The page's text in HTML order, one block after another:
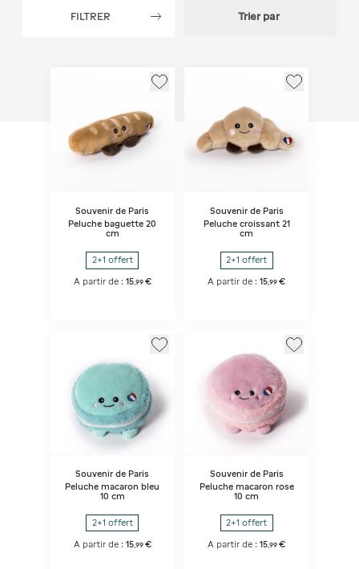
FILTRER Trier par
Souvenir de Paris
Peluche baguette 20
cm
2+1 offert
A partir de : 15,99 €
Souvenir de Paris
Peluche croissant 21
cm
2+1 offert
A partir de :15,99 €
Souvenir de Paris
Peluche macaron bleu
10 cm
2+1 offert
A partir de : 15, 99 €
Souvenir de Paris
Peluche macaron rose
10 cm
2+1 offert
A partir de :15 ,99 €